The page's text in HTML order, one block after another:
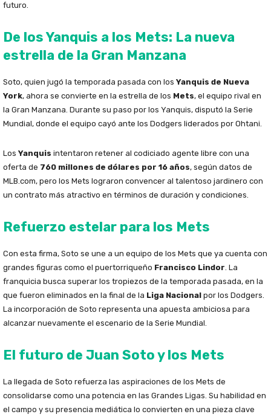
futuro.
De los Yanquis a los Mets: La nueva
estrella de la Gran Manzana
Soto, quien jugó la temporada pasada con los Yanquis de Nueva
York, ahora se convierte en la estrella de los Mets, el equipo rival en
la Gran Manzana. Durante su paso por los Yanquis, disputó la Serie
Mundial, donde el equipo cayó ante los Dodgers liderados por Ohtani.
Los Yanquis intentaron retener al codiciado agente libre con una
oferta de 760 millones de dólares por 16 años, según datos de
MLB.com, pero los Mets lograron convencer al talentoso jardinero con
un contrato más atractivo en términos de duración y condiciones.
Refuerzo estelar para los Mets
Con esta firma, Soto se une a un equipo de los Mets que ya cuenta con
grandes figuras como el puertorriqueño Francisco Lindor. La
franquicia busca superar los tropiezos de la temporada pasada, en la
que fueron eliminados en la final de la Liga Nacional por los Dodgers.
La incorporación de Soto representa una apuesta ambiciosa para
alcanzar nuevamente el escenario de la Serie Mundial.
El futuro de Juan Soto y los Mets
La llegada de Soto refuerza las aspiraciones de los Mets de
consolidarse como una potencia en las Grandes Ligas. Su habilidad en
el campo y su presencia mediática lo convierten en una pieza clave